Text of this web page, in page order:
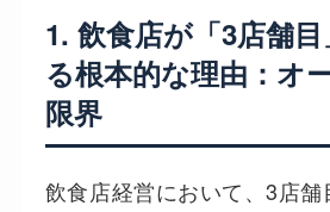
1. 飲食店が「3店舗
る根本的な理由：オ
限界
飲食店経営において、3店